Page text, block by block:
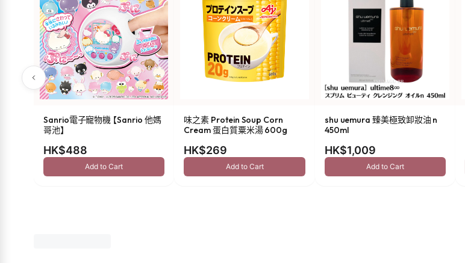
Sanrio電子寵物機 【Sanrio 他媽
哥池】
HK$488
Add to Cart
味之素 Protein Soup Corn
Cream 蛋白質粟米湯 600g
HK$269
Add to Cart
shu uemura 臻美極致卸妝油 n
450ml
HK$1,009
Add to Cart